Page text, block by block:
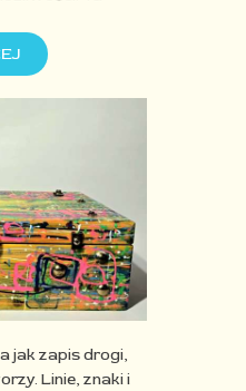
jak zapis drogi,
Linie, znaki i